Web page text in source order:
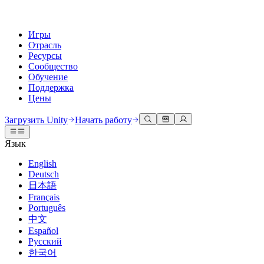
Игры
Отрасль
Ресурсы
Сообщество
Обучение
Поддержка
Цены
Движок Unity
Создавайте 2D и 3D игры для любой платформы
Совместная работа
Сотрудничайте и быстро вносите изменения с вашей командой
Загрузить Unity
Тарифы и цены
Развертывание
Многоплатформенность
3D сотрудничество
Создавайте и просматривайте 3D проекты в реальном времени
Иммерсивное обучение
Обучение в иммерсивных средах
Пользовательские опыты
Создавайте интерактивные 3D опыты
Отрасли
Производство
Документация
Инструменты для разработчиков
Версии релизов и трекер проблем
План развития
Обзор предстоящих функций
Глоссарий
Обсуждения
События
Глобальные и местные события
Истории сообщества
Made with Unity
Показ Unity-креаторов
Unity Learn
Освойте навыки Unity бесплатно
Профессиональное обучение
Повышайте уровень своей команды с тренерами Unity
Не использовали Unity раньше
С чего начать
Приступите к обучению
Основные пути Unity
Получить помощь
Помогаем вам добиться успеха с Unity
Планы успеха
Достигайте своих целей быстрее с помощью экспертов
FAQ
Ответы на часто задаваемые вопросы
Связаться с нами
Свяжитесь с нашей командой
Загрузить Unity Начать работу
Язык
English
Deutsch
日本語
Français
Português
中文
Español
Русский
한국어